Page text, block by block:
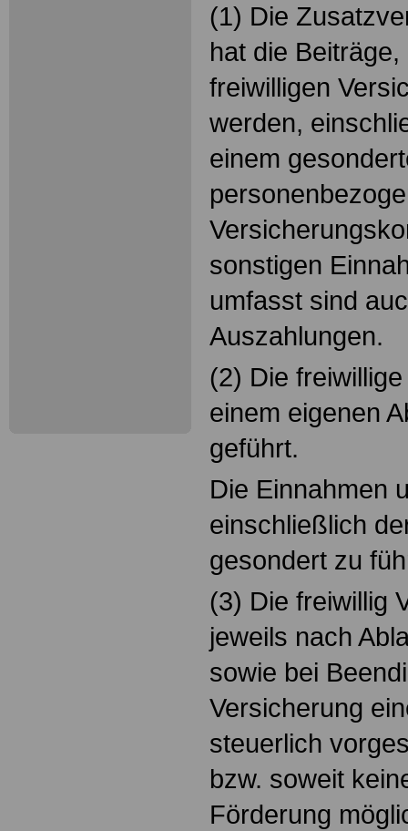
(1) Die
hat die
freiwilligen
werden,
einem
sonstigen
umfasst sind
Auszahlungen.
(2) Die
einem eigenen
geführt.
Die Einnahmen
einschließlich
gesondert zu
(3) Die freiwillig
jeweils nach
sowie bei
Versicherung
steuerlich
bzw. soweit
Förderung